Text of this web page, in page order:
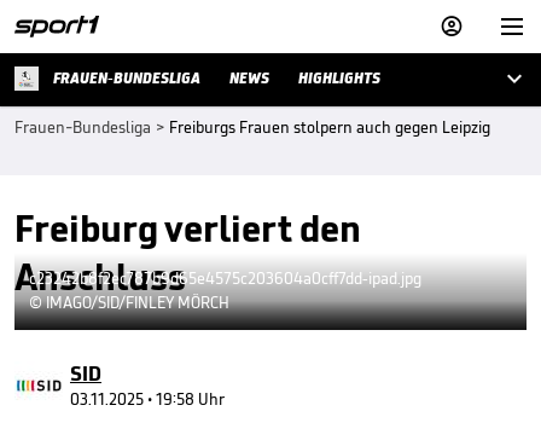


FRAUEN-BUNDESLIGA NEWS HIGHLIGHTS 
Frauen-Bundesliga > Freiburgs Frauen stolpern auch gegen Leipzig
Freiburg verliert den
Anschluss
c23242b8f2ec787b9d65e4575c203604a0cff7dd-ipad.jpg
© IMAGO/SID/FINLEY MÖRCH
SID
03.11.2025 • 19:58 Uhr